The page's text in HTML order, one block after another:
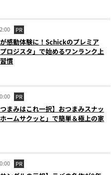
PR
感動体験に！Schickのプレミア
ロジスタ」で始めるワンランク上
慣
PR
つまみはこれ一択】おつまみスナッ
ームサクッと」で簡単＆極上の家
PR